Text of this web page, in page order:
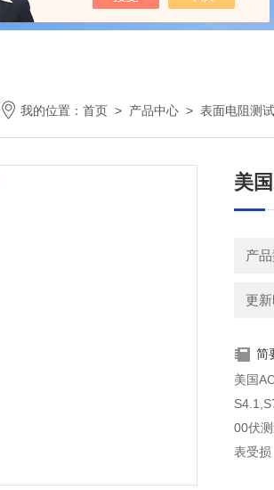
我的位置：首页 > 产品中心 >表面电阻测
美
产品
更
简
美国
00伏
表受损